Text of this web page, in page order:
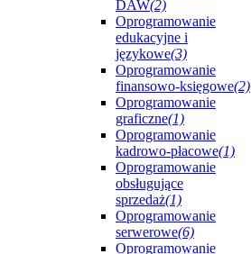
DAW(2)
Oprogramowanie
edukacyjne i
językowe(3)
Oprogramowanie
finansowo-księgowe(2)
Oprogramowanie
graficzne(1)
Oprogramowanie
kadrowo-płacowe(1)
Oprogramowanie
obsługujące
sprzedaż(1)
Oprogramowanie
serwerowe(6)
Oprogramowanie